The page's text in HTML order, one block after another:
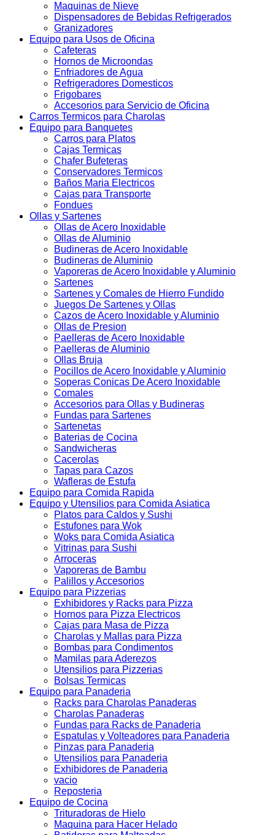
Maquinas de Nieve
Dispensadores de Bebidas Refrigerados
Granizadores
Equipo para Usos de Oficina
Cafeteras
Hornos de Microondas
Enfriadores de Agua
Refrigeradores Domesticos
Frigobares
Accesorios para Servicio de Oficina
Carros Termicos para Charolas
Equipo para Banquetes
Carros para Platos
Cajas Termicas
Chafer Bufeteras
Conservadores Termicos
Baños Maria Electricos
Cajas para Transporte
Fondues
Ollas y Sartenes
Ollas de Acero Inoxidable
Ollas de Aluminio
Budineras de Acero Inoxidable
Budineras de Aluminio
Vaporeras de Acero Inoxidable y Aluminio
Sartenes
Sartenes y Comales de Hierro Fundido
Juegos De Sartenes y Ollas
Cazos de Acero Inoxidable y Aluminio
Ollas de Presion
Paelleras de Acero Inoxidable
Paelleras de Aluminio
Ollas Bruja
Pocillos de Acero Inoxidable y Aluminio
Soperas Conicas De Acero Inoxidable
Comales
Accesorios para Ollas y Budineras
Fundas para Sartenes
Sartenetas
Baterias de Cocina
Sandwicheras
Cacerolas
Tapas para Cazos
Wafleras de Estufa
Equipo para Comida Rapida
Equipo y Utensilios para Comida Asiatica
Platos para Caldos y Sushi
Estufones para Wok
Woks para Comida Asiatica
Vitrinas para Sushi
Arroceras
Vaporeras de Bambu
Palillos y Accesorios
Equipo para Pizzerias
Exhibidores y Racks para Pizza
Hornos para Pizza Electricos
Cajas para Masa de Pizza
Charolas y Mallas para Pizza
Bombas para Condimentos
Mamilas para Aderezos
Utensilios para Pizzerias
Bolsas Termicas
Equipo para Panaderia
Racks para Charolas Panaderas
Charolas Panaderas
Fundas para Racks de Panaderia
Espatulas y Volteadores para Panaderia
Pinzas para Panaderia
Utensilios para Panaderia
Exhibidores de Panaderia
vacio
Reposteria
Equipo de Cocina
Trituradoras de Hielo
Maquina para Hacer Helado